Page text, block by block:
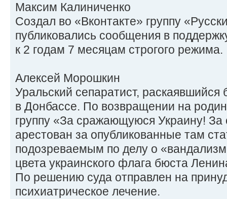
Максим Калиниченко
Создал во «Вконтакте» группу
публиковались сообщения в
к 2 годам 7 месяцам строгого режима.
Алексей Морошкин
Уральский сепаратист, раскаявшийся
в Донбассе. По возвращении на
группу «За сражающуюся Украину!
арестован за опубликованные там
подозреваемым по делу о
цвета украинского флага бюста
По решению суда отправлен на
психиатрическое лечение.